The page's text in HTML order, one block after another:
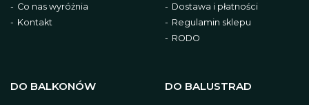
Co nas wyróżnia
Kontakt
Dostawa i płatności
Regulamin sklepu
RODO
DO BALKONÓW DO BALUSTRAD